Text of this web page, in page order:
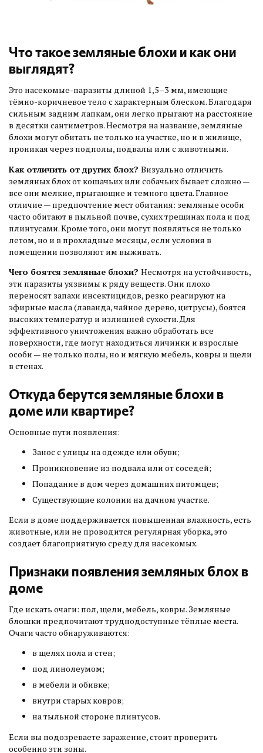
Что такое земляные блохи и как они
выглядят?
Это насекомые-паразиты длиной 1,5–3 мм, имеющие
тёмно-коричневое тело с характерным блеском. Благодаря
сильным задним лапкам, они легко прыгают на расстояние
в десятки сантиметров. Несмотря на название, земляные
блохи могут обитать не только на участке, но и в жилище,
проникая через подполы, подвалы или с животными.
Как отличить от других блох? Визуально отличить
земляных блох от кошачьих или собачьих бывает сложно —
все они мелкие, прыгающие и темного цвета. Главное
отличие — предпочтение мест обитания: земляные особи
часто обитают в пыльной почве, сухих трещинах пола и под
плинтусами. Кроме того, они могут появляться не только
летом, но и в прохладные месяцы, если условия в
помещении позволяют им выживать.
Чего боятся земляные блохи? Несмотря на устойчивость,
эти паразиты уязвимы к ряду веществ. Они плохо
переносят запахи инсектицидов, резко реагируют на
эфирные масла (лаванда, чайное дерево, цитрусы), боятся
высоких температур и излишней сухости. Для
эффективного уничтожения важно обработать все
поверхности, где могут находиться личинки и взрослые
особи — не только полы, но и мягкую мебель, ковры и щели
в стенах.
Откуда берутся земляные блохи в
доме или квартире?
Основные пути появления:
Занос с улицы на одежде или обуви;
Проникновение из подвала или от соседей;
Попадание в дом через домашних питомцев;
Существующие колонии на дачном участке.
Если в доме поддерживается повышенная влажность, есть
животные, или не проводится регулярная уборка, это
создает благоприятную среду для насекомых.
Признаки появления земляных блох в
доме
Где искать очаги: пол, щели, мебель, ковры. Земляные
блошки предпочитают труднодоступные тёплые места.
Очаги часто обнаруживаются:
в щелях пола и стен;
под линолеумом;
в мебели и обивке;
внутри старых ковров;
на тыльной стороне плинтусов.
Если вы подозреваете заражение, стоит проверить
особенно эти зоны.